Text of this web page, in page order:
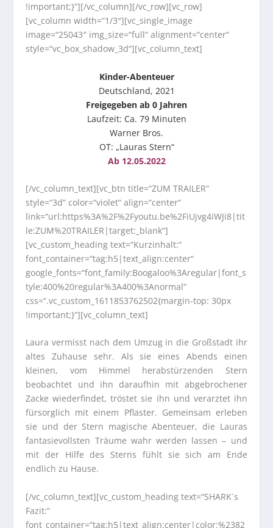
!important;}“][/vc_column][/vc_row][vc_row]
[vc_column width=“1/3″][vc_single_image
image=“25043″ img_size=“full“ alignment=“center“
style=“vc_box_shadow_3d“][vc_column_text]
Kinder-Abenteuer
Deutschland, 2021
Freigegeben ab 0 Jahren
Laufzeit: Ca. 79 Minuten
Warner Bros.
OT: „Lauras Stern“
Ab 12.05.2022
[/vc_column_text][vc_btn title=“ZUM TRAILER“
style=“3d“ color=“violet“ align=“center“
link=“url:https%3A%2F%2Fyoutu.be%2FiUjvg4iWJi8|tit
le:ZUM%20TRAILER|target:_blank“]
[vc_custom_heading text=“Kurzinhalt:“
font_container=“tag:h5|text_align:center“
google_fonts=“font_family:Boogaloo%3Aregular|font_s
tyle:400%20regular%3A400%3Anormal“
css=“.vc_custom_1611853762502{margin-top: 30px
!important;}“][vc_column_text]
Laura vermisst nach dem Umzug in die Großstadt ihr
altes Zuhause sehr. Als sie eines Abends einen
kleinen, vom Himmel herabstürzenden Stern
beobachtet und ihn daraufhin mit abgebrochener
Zacke wiederfindet, tröstet sie ihn und verarztet ihn
fürsorglich mit einem Pflaster. Gemeinsam erleben
sie und der Stern magische Abenteuer, die Lauras
fantasievollsten Träume wahr werden lassen – und
mit der Hilfe des Sterns fühlt sie sich am Ende
endlich zu Hause.
[/vc_column_text][vc_custom_heading text=“SHARK´s
Fazit:“
font_container=“tag:h5|text_align:center|color:%2382